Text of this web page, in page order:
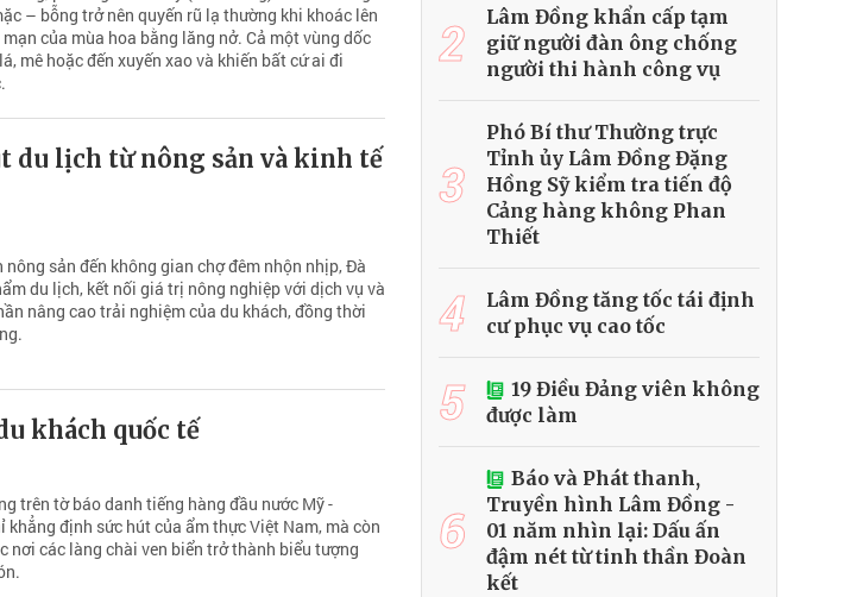
– bỗng trở nên quyến rũ lạ thường khi khoác lên
của mùa hoa bằng lăng nở. Cả một vùng dốc
mê hoặc đến xuyến xao và khiến bất cứ ai đi
du lịch từ nông sản và kinh tế
sản đến không gian chợ đêm nhộn nhịp, Đà
du lịch, kết nối giá trị nông nghiệp với dịch vụ và
nâng cao trải nghiệm của du khách, đồng thời
khách quốc tế
trên tờ báo danh tiếng hàng đầu nước Mỹ -
định sức hút của ẩm thực Việt Nam, mà còn
nơi các làng chài ven biển trở thành biểu tượng
2
Lâm Đồng khẩn cấp tạm
giữ người đàn ông chống
người thi hành công vụ
3
Phó Bí thư Thường trực
Tỉnh ủy Lâm Đồng Đặng
Hồng Sỹ kiểm tra tiến độ
Cảng hàng không Phan
Thiết
4
Lâm Đồng tăng tốc tái định
cư phục vụ cao tốc
5
19 Điều Đảng viên không
được làm
6
Báo và Phát thanh,
Truyền hình Lâm Đồng -
01 năm nhìn lại: Dấu ấn
đậm nét từ tinh thần Đoàn
kết